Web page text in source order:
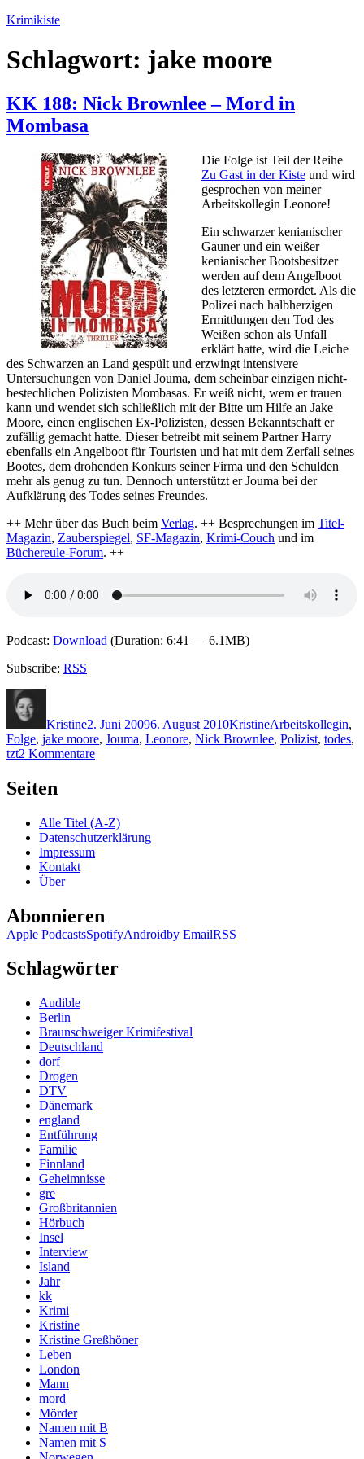
Zum
springen
Krimikiste
Schlagwort: jake moore
KK 188: Nick Brownlee – Mord in
Mombasa
Die Folge ist Teil der Reihe
Zu Gast in der Kiste und wird
gesprochen von meiner
Arbeitskollegin Leonore!
Ein schwarzer kenianischer
Gauner und ein weißer
kenianischer Bootsbesitzer
werden auf dem Angelboot
des letzteren ermordet. Als die
Polizei nach halbherzigen
Ermittlungen den Tod des
Weißen schon als Unfall
erklärt hatte, wird die Leiche
des Schwarzen an Land gespült und erzwingt intensivere
Untersuchungen von Daniel Jouma, dem scheinbar einzigen nicht-
bestechlichen Polizisten Mombasas. Er weiß nicht, wem er trauen
kann und wendet sich schließlich mit der Bitte um Hilfe an Jake
Moore, einen englischen Ex-Polizisten, dessen Bekanntschaft er
zufällig gemacht hatte. Dieser betreibt mit seinem Partner Harry
ebenfalls ein Angelboot für Touristen und hat mit dem Zerfall seines
Bootes, dem drohenden Konkurs seiner Firma und den Schulden
mehr als genug zu tun. Dennoch unterstützt er Jouma bei der
Aufklärung des Todes seines Freundes.
++ Mehr über das Buch beim Verlag. ++ Besprechungen im Titel-
Magazin, Zauberspiegel, SF-Magazin, Krimi-Couch und im
Büchereule-Forum. ++
Podcast: Download (Duration: 6:41 — 6.1MB)
Subscribe: RSS
Kristine2. Juni 20096. August 2010KristineArbeitskollegin,
Folge, jake moore, Jouma, Leonore, Nick Brownlee, Polizist, todes,
tzt2 Kommentarezu
–
Mord
in
Seiten
Alle Titel (A-Z)
Datenschutzerklärung
Impressum
Kontakt
Über
Abonnieren
Apple PodcastsSpotifyAndroidby EmailRSS
Schlagwörter
Audible
Berlin
Braunschweiger Krimifestival
Deutschland
dorf
Drogen
DTV
Dänemark
england
Entführung
Familie
Finnland
Geheimnisse
gre
Großbritannien
Hörbuch
Insel
Interview
Island
Jahr
kk
Krimi
Kristine
Kristine Greßhöner
Leben
London
Mann
mord
Mörder
Namen mit B
Namen mit S